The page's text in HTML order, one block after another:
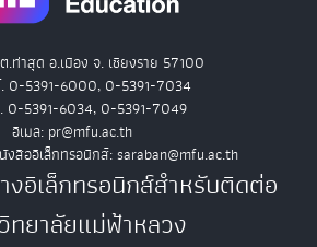
.ท่าสุด อ.เมือง จ. เชียงราย 57100
0-5391-6000, 0-5391-7034
. 0-5391-6034, 0-5391-7049
อีเมล: pr@mfu.ac.th
งสืออิเล็กทรอนิกส์: saraban@mfu.ac.th
งอิเล็กทรอนิกส์สำหรับติดต่อ
ทยาลัยแม่ฟ้าหลวง